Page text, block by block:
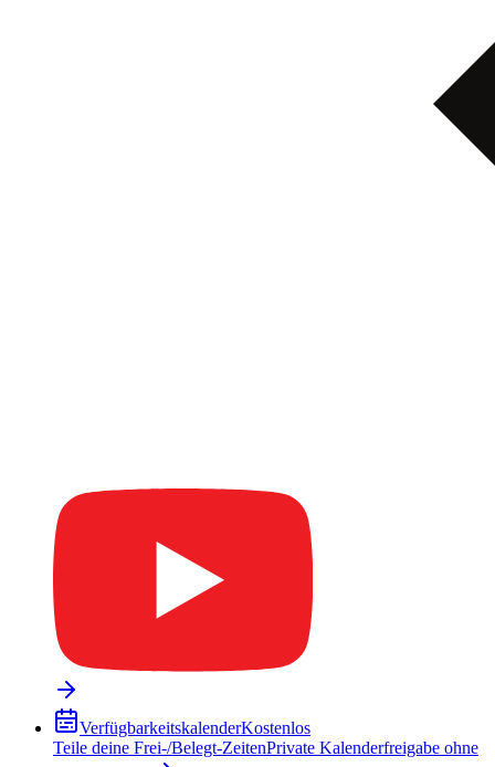
VerfügbarkeitskalenderKostenlos
Teile deine Frei-/Belegt-ZeitenPrivate Kalenderfreigabe ohne